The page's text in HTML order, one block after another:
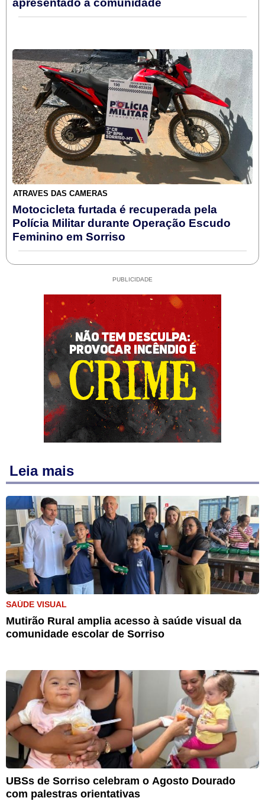
apresentado à comunidade
ATRAVÉS DAS CÂMERAS
Motocicleta furtada é recuperada pela
Polícia Militar durante Operação Escudo
Feminino em Sorriso
PUBLICIDADE
Leia mais
SAÚDE VISUAL
Mutirão Rural amplia acesso à saúde visual da
comunidade escolar de Sorriso
UBSs de Sorriso celebram o Agosto Dourado
com palestras orientativas